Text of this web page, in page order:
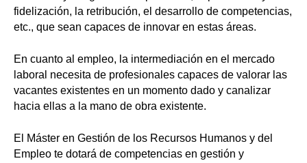
fidelización, la retribución, el desarrollo de competencias,
etc., que sean capaces de innovar en estas áreas.
En cuanto al empleo, la intermediación en el mercado
laboral necesita de profesionales capaces de valorar las
vacantes existentes en un momento dado y canalizar
hacia ellas a la mano de obra existente.
El Máster en Gestión de los Recursos Humanos y del
Empleo te dotará de competencias en gestión y